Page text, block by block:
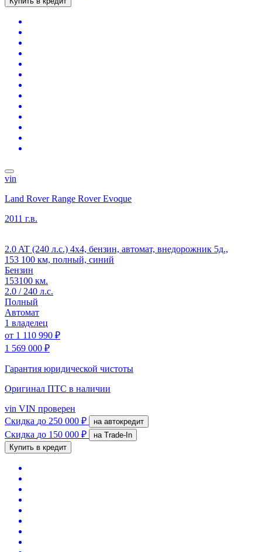
vin
Land Rover Range Rover Evoque
2011 г.в.
2.0 AT (240 л.с.) 4x4, бензин, автомат, внедорожник 5д.,
153 100 км, полный, синий
Бензин
153100 км.
2.0 / 240 л.с.
Полный
Автомат
1 владелец
от 1 110 990 ₽
1 569 000 ₽
Гарантия юридической чистоты
Оригинал ПТС в наличии
vin VIN проверен
Скидка до 250 000 ₽ на автокредит
Скидка до 150 000 ₽
на Trade-In
Купить в кредит